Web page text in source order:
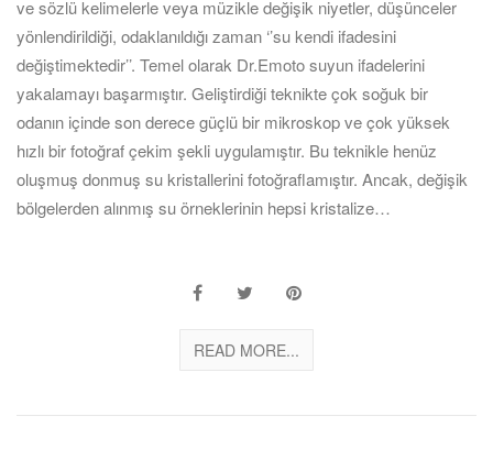
ve sözlü kelimelerle veya müzikle değişik niyetler, düşünceler
yönlendirildiği, odaklanıldığı zaman ‘’su kendi ifadesini
değiştimektedir’’. Temel olarak Dr.Emoto suyun ifadelerini
yakalamayı başarmıştır. Geliştirdiği teknikte çok soğuk bir
odanın içinde son derece güçlü bir mikroskop ve çok yüksek
hızlı bir fotoğraf çekim şekli uygulamıştır. Bu teknikle henüz
oluşmuş donmuş su kristallerini fotoğraflamıştır. Ancak, değişik
bölgelerden alınmış su örneklerinin hepsi kristalize…
READ MORE...